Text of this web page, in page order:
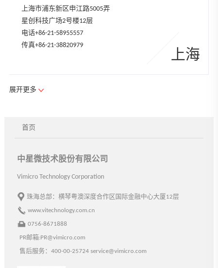
上海市浦东新区申江路5005弄
星创科技广场2号楼12层
电话+86-21-58955557
传真+86-21-38820979
上海
山西省综改示范区太原唐槐园区
大昌南路13号中星技术产业园
电话 +86-351-7551810
传真+86-351-7551801
天津经济技术开发区第五大街
展开更多
首页
中星微技术股份有限公司
Vimicro Technology Corporation
珠海总部：横琴粤澳深度合作区国际金融中心大厦12层
www.vitechnology.com.cn
0756-8671888
PR邮箱:PR@vimicro.com
售后服务：400-00-25724 service@vimicro.com